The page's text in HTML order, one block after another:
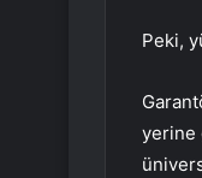
Peki,
yerine